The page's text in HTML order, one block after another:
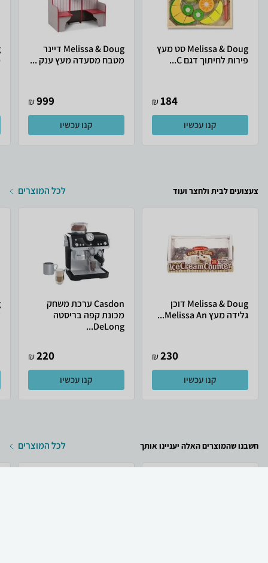
Melissa & Doug סט מעץ
פירות לחיתוך דגם C...
184
₪
קנו עכשיו
Melissa & Doug דיינר
מטבח מסעדה מעץ ענק ...
999
₪
קנו עכשיו
צעצועים לבית ולחצר ועוד לכל המוצרים
Melissa & Doug דוכן
גלידה מעץ Melissa An...
230
₪
קנו עכשיו
Casdon ערכת משחק
מכונת קפה בריסטה
DeLong...
220
₪
קנו עכשיו
חשבנו שהמוצרים האלה יעניינו אותך לכל המוצרים